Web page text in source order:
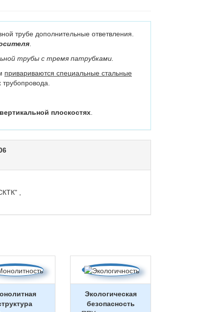
трубе дополнительные ответвления.
трубы с тремя патрубками.
привариваются специальные стальные
плоскостях
,
Экологическая
безопасность